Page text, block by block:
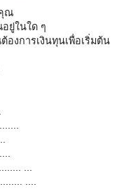
ณ
ยู่ในใด ๆ
องการเงินทุนเพื่อเริ่มต้น
...
....